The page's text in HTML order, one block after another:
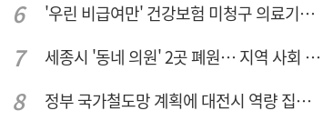
'우린 비급여만' 건강보험 미청구 의료기관 대전 65곳 충남 31곳
세종시 '동네 의원' 2곳 폐원… 지역 사회 도마 위
정부 국가철도망 계획에 대전시 역량 집중해야